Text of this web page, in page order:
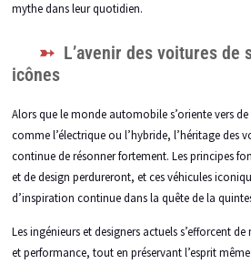
mythe dans leur quotidien.
L’avenir des voitures de
icônes
Alors que le monde automobile s’oriente vers
comme l’électrique ou l’hybride, l’héritage des
continue de résonner fortement. Les principes
et de design perdureront, et ces véhicules
d’inspiration continue dans la quête de la
Les ingénieurs et designers actuels s’efforcent
et performance, tout en préservant l’esprit